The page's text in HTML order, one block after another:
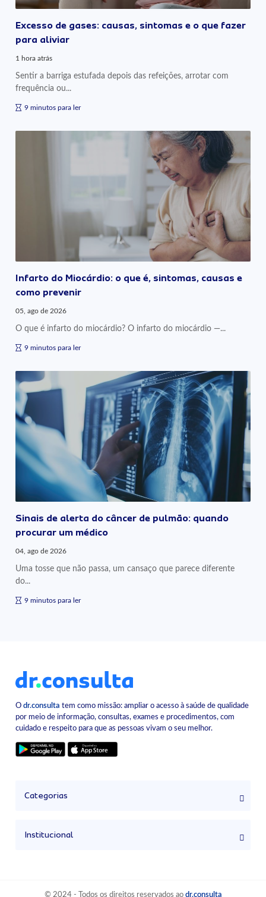
Excesso de gases: causas, sintomas e o que fazer
para aliviar
1 hora atrás
Sentir a barriga estufada depois das refeições, arrotar com
frequência ou...
9 minutos para ler
Infarto do Miocárdio: o que é, sintomas, causas e
como prevenir
05, ago de 2026
O que é infarto do miocárdio? O infarto do miocárdio —...
9 minutos para ler
Sinais de alerta do câncer de pulmão: quando
procurar um médico
04, ago de 2026
Uma tosse que não passa, um cansaço que parece diferente
do...
9 minutos para ler
Odr.consulta tem como missão: ampliar o acesso à saúde de qualidade
por meio de informação, consultas, exames e procedimentos, com
cuidado e respeito para que as pessoas vivam o seu melhor.
Categorias
Institucional
© 2024 - Todos os direitos reservados ao dr.consulta